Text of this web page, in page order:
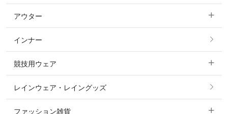
フルグリップ・尻革 キュロット
ニーグリップ・膝革 キュロット
すべてのトップス
ポロシャツ
カットソー・Tシャツ・タンクトップ
アウター
すべてのアウター
コート
ジャケット・ブルゾン
インナー
競技用ウェア
すべての競技用ウェア
レインウェア・レイングッズ
ファッション雑貨